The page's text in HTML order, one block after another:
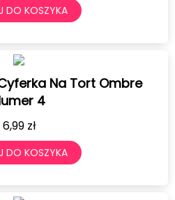
DO KOSZYKA
Na Tort Ombre
4
6,99 zł
DO KOSZYKA